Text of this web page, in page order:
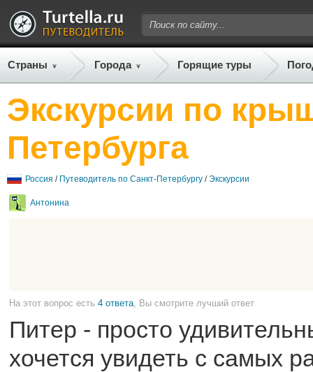
Страны Города Горящие туры
Экскурсии по
Петербурга
Россия / Путеводитель по Санкт-Петербургу /Экскурсии
Антонина
На этот вопрос есть 4 ответа , Вы смотрите лучший ответ
Питер - просто
хочется увидеть с самых